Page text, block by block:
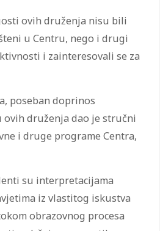
ovih druženja nisu bili
u Centru, nego i drugi
i zainteresovali se za
poseban doprinos
ovih druženja dao je stručni
i druge programe Centra,
su interpretacijama
iz vlastitog iskustva
obrazovnog procesa